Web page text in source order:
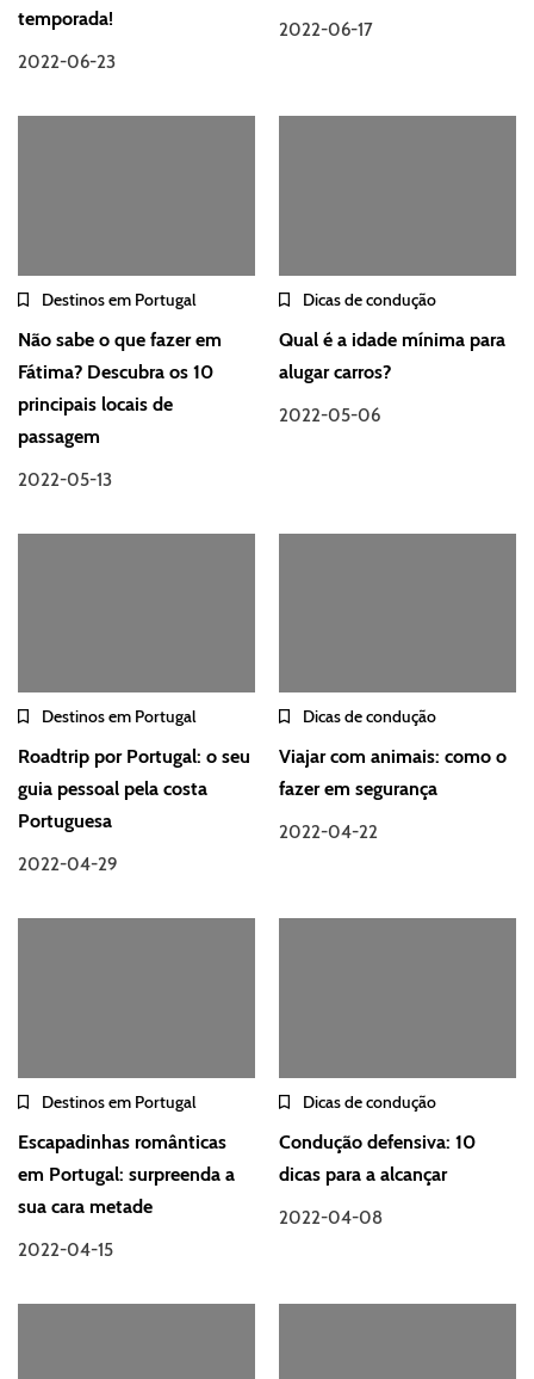
temporada!
2022-06-23
2022-06-17
Destinos em Portugal
Não sabe o que fazer em
Fátima? Descubra os 10
principais locais de
passagem
2022-05-13
Dicas de condução
Qual é a idade mínima para
alugar carros?
2022-05-06
Destinos em Portugal
Roadtrip por Portugal: o seu
guia pessoal pela costa
Portuguesa
2022-04-29
Dicas de condução
Viajar com animais: como o
fazer em segurança
2022-04-22
Destinos em Portugal
Escapadinhas românticas
em Portugal: surpreenda a
sua cara metade
2022-04-15
Dicas de condução
Condução defensiva: 10
dicas para a alcançar
2022-04-08